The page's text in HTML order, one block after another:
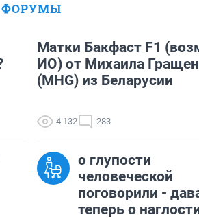
ФОРУМЫ
Матки Бакфаст F1
ИО) от Михаила
(MHG) из Беларусии
4 132 283
о глупости
человеческой
поговорили -
теперь о